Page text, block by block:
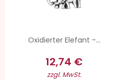
Oxidierter Elefant -...
12,74 €
zzgl. MwSt.